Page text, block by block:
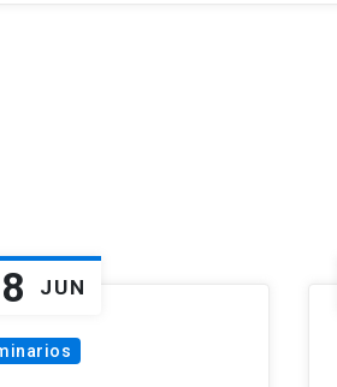
JUN